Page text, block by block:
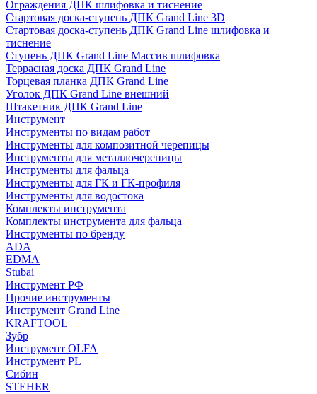
Ограждения ДПК шлифовка и тиснение
Стартовая доска-ступень ДПК Grand Line 3D
Стартовая доска-ступень ДПК Grand Line шлифовка и
тиснение
Ступень ДПК Grand Line Массив шлифовка
Террасная доска ДПК Grand Line
Торцевая планка ДПК Grand Line
Уголок ДПК Grand Line внешний
Штакетник ДПК Grand Line
Инструмент
Инструменты по видам работ
Инструменты для композитной черепицы
Инструменты для металлочерепицы
Инструменты для фальца
Инструменты для ГК и ГК-профиля
Инструменты для водостока
Комплекты инструмента
Комплекты инструмента для фальца
Инструменты по бренду
ADA
EDMA
Stubai
Инструмент РФ
Прочие инструменты
Инструмент Grand Line
KRAFTOOL
Зубр
Инструмент OLFA
Инструмент PL
Сибин
STEHER